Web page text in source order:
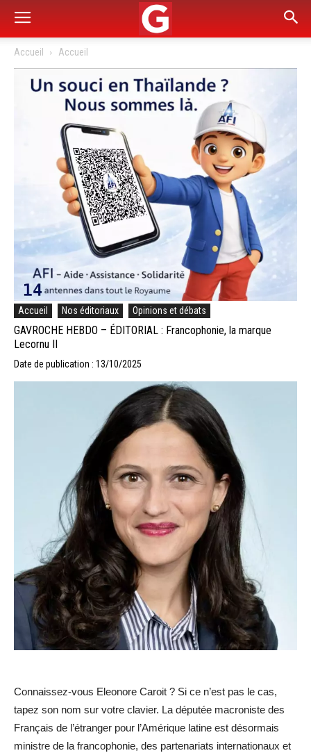
Accueil Accueil
Accueil Nos éditoriaux Opinions et débats
GAVROCHE HEBDO – ÉDITORIAL : Francophonie, la marque
Lecornu II
Date de publication : 13/10/2025
Connaissez-vous Eleonore Caroit ? Si ce n’est pas le cas,
tapez son nom sur votre clavier. La députée macroniste des
Français de l’étranger pour l’Amérique latine est désormais
ministre de la francophonie, des partenariats internationaux et